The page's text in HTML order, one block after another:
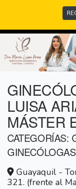
LUISA
MÁSTER
CATEGORÍAS:
GINECÓLOGAS
Guayaquil -
321. (frente al